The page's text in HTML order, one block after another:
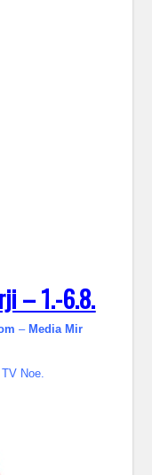
– 1.-6.8.
– Media Mir
Noe.